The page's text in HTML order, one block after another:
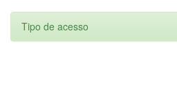
Tipo de acesso